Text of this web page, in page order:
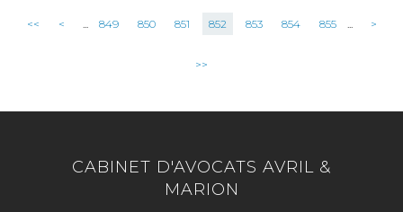
<< < ... 849 850 851 852 853 854 855 ... >
>>
CABINET D'AVOCATS AVRIL &
MARION